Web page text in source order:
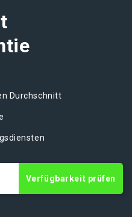
Durchschnitt
Verfügbarkeit prüfen